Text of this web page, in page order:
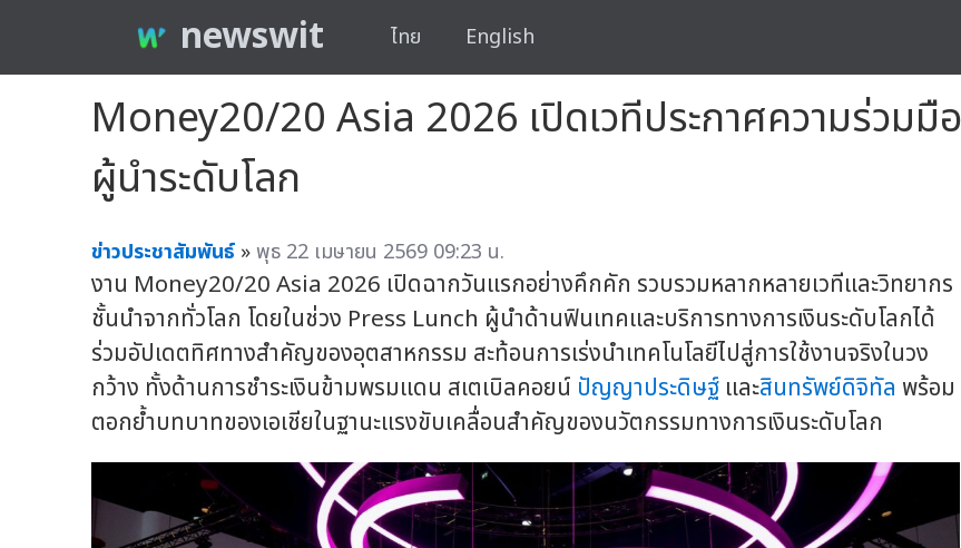
newswit ไทย English
Money20/20 Asia 2026 เปิดเวทีประกาศความร่วมมื
ผู้นำระดับโลก
ข่าวประชาสัมพันธ์ »พุธ 22 เมษายน 2569 09:23 น.
งาน Money20/20 Asia 2026 เปิดฉากวันแรกอย่างคึกคัก รวบรวมหลากหลายเวทีและวิทยากร
ชั้นนำจากทั่วโลก โดยในช่วง Press Lunch ผู้นำด้านฟินเทคและบริการทางการเงินระดับโลกได้
ร่วมอัปเดตทิศทางสำคัญของอุตสาหกรรม สะท้อนการเร่งนำเทคโนโลยีไปสู่การใช้งานจริงในวง
กว้าง ทั้งด้านการชำระเงินข้ามพรมแดน สเตเบิลคอยน์ ปัญญาประดิษฐ์ และสินทรัพย์ดิจิทัล พร้อม
ตอกย้ำบทบาทของเอเชียในฐานะแรงขับเคลื่อนสำคัญของนวัตกรรมทางการเงินระดับโลก